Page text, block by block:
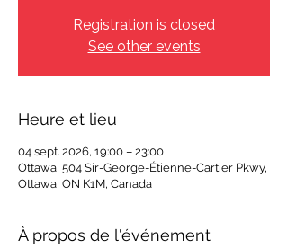
Registration is closed
See other events
Heure et lieu
04 sept. 2026, 19:00 – 23:00
Ottawa, 504 Sir-George-Étienne-Cartier Pkwy,
Ottawa, ON K1M, Canada
À propos de l'événement